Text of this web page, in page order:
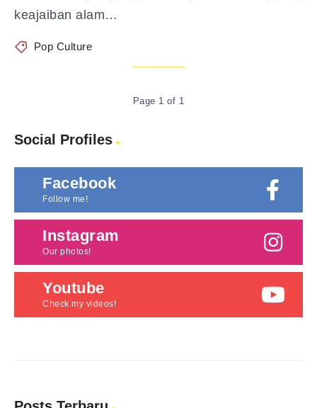
keajaiban alam…
Pop Culture
Page 1 of 1
Social Profiles
Facebook
Follow me!
Instagram
Our photos!
Youtube
Check my videos!